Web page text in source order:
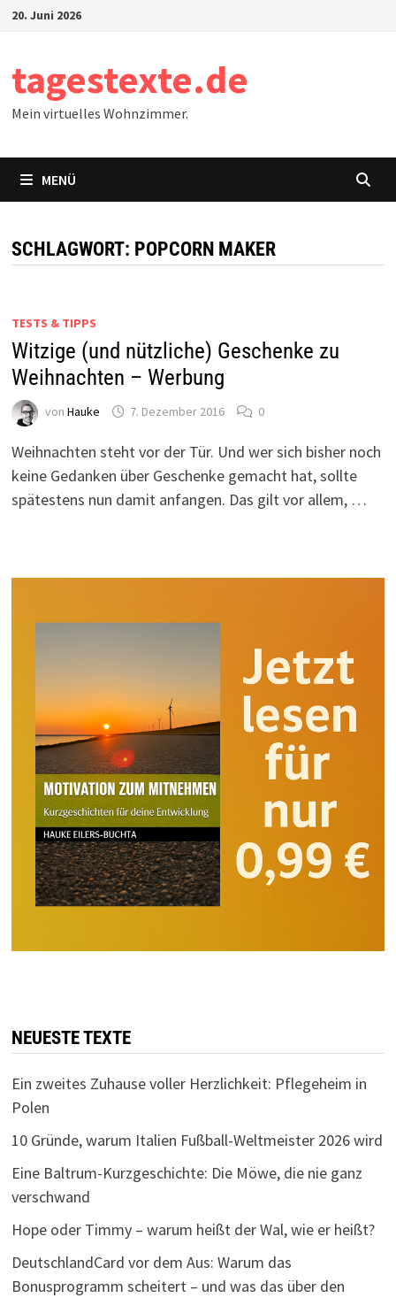
Zum20. Juni 2026
tagestexte.de
Mein virtuelles Wohnzimmer.
MENÜ
SCHLAGWORT: POPCORN MAKER
TESTS & TIPPS
Witzige (und nützliche) Geschenke zu
Weihnachten – Werbung
von Hauke 7. Dezember 2016 0
Weihnachten steht vor der Tür. Und wer sich bisher noch
keine Gedanken über Geschenke gemacht hat, sollte
spätestens nun damit anfangen. Das gilt vor allem, …
NEUESTE TEXTE
Ein zweites Zuhause voller Herzlichkeit: Pflegeheim in
Polen
10 Gründe, warum Italien Fußball-Weltmeister 2026 wird
Eine Baltrum-Kurzgeschichte: Die Möwe, die nie ganz
verschwand
Hope oder Timmy – warum heißt der Wal, wie er heißt?
DeutschlandCard vor dem Aus: Warum das
Bonusprogramm scheitert – und was das über den